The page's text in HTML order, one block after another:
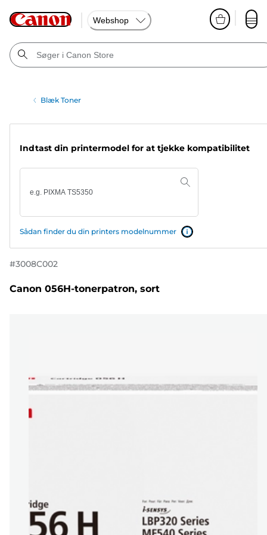
Webshop
Blæk Toner
Indtast din printermodel for at tjekke kompatibilitet
Sådan finder du din printers modelnummer
#3008C002
Canon 056H-tonerpatron, sort